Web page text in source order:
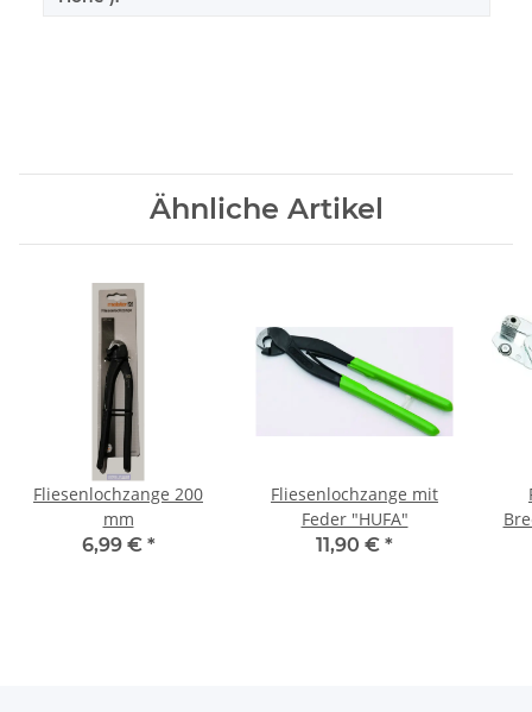
Ähnliche Artikel
Fliesenlochzange 200
mm
6,99 € *
Fliesenlochzange mit
Feder "HUFA"
11,90 € *